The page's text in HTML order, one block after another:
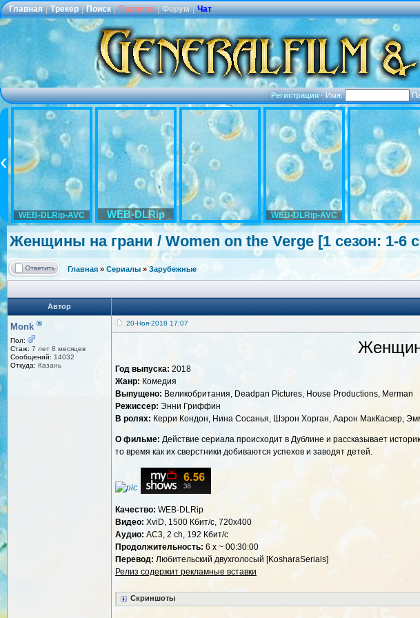
Главная | Трекер | Поиск | Правила | Форум | Чат
Регистрация·Имя:
WEB-DLRip-AVC WEB-DLRip WEB-DLRip-AVC
Женщины на грани / Women on the Verge [1 сезон: 1-6
Главная » Сериалы » Зарубежные
Автор
Monk ®
Пол:
Стаж: 7 лет 8 месяцев
Сообщений: 14032
Откуда: Казань
20-Ноя-2018 17:07
Год выпуска: 2018
Жанр: Комедия
Выпущено: Великобритания, Deadpan Pictures, House Productions, Merman
Режиссер: Энни Гриффин
В ролях: Керри Кондон, Нина Сосанья, Шэрон Хорган, Аарон МакКаскер,
О фильме: Действие сериала происходит в Дублине и рассказывает
то время как их сверстники добиваются успехов и заводят детей.
Качество: WEB-DLRip
Видео: XviD, 1500 Кбит/с, 720x400
Аудио: AC3, 2 ch, 192 Кбит/с
Продолжительность: 6 x ~ 00:30:00
Перевод: Любительский двухголосый [KosharaSerials]
Релиз содержит рекламные вставки
Скриншоты